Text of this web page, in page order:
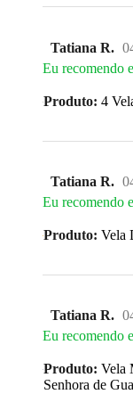
Tatiana R.
Eu recomendo
Produto: 4
Tatiana R.
Eu recomendo
Produto: Vela
Tatiana R.
Eu recomendo
Produto: Vela
Senhora de